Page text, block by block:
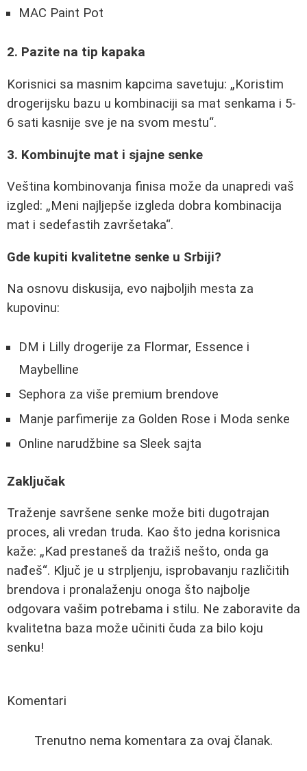
MAC Paint Pot
2. Pazite na tip kapaka
Korisnici sa masnim kapcima savetuju:
Koristim
drogerijsku bazu u kombinaciji sa mat senkama i 5-
6 sati kasnije sve je na svom mestu .
3. Kombinujte mat i sjajne senke
Veština kombinovanja finisa može da unapredi vaš
izgled:
Meni najljepše izgleda dobra kombinacija
mat i sedefastih završetaka .
Gde kupiti kvalitetne senke u Srbiji?
Na osnovu diskusija, evo najboljih mesta za
kupovinu:
DM i Lilly drogerije za Flormar, Essence i
Maybelline
Sephora za više premium brendove
Manje parfimerije za Golden Rose i Moda senke
Online narudžbine sa Sleek sajta
Zaključak
Traženje savršene senke može biti dugotrajan
proces, ali vredan truda. Kao što jedna korisnica
kaže:
Kad prestaneš da tražiš nešto, onda ga
nađeš . Ključ je u strpljenju, isprobavanju različitih
brendova i pronalaženju onoga što najbolje
odgovara vašim potrebama i stilu. Ne zaboravite da
kvalitetna baza može učiniti čuda za bilo koju
senku!
Komentari
Trenutno nema komentara za ovaj članak.